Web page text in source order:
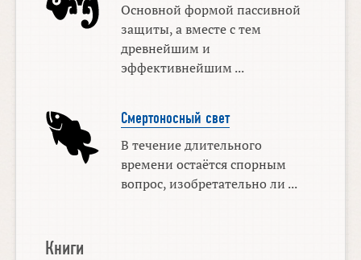
Основной формой пассивной
защиты, а вместе с тем
древнейшим и
эффективнейшим ...
Смертоносный свет
В течение длительного
времени остаётся спорным
вопрос, изобретательно ли ...
Книги